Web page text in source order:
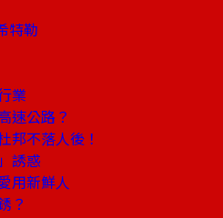
特勒
業
速公路？
邦不落人後！
誘惑
用新鮮人
？